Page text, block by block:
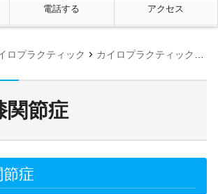
電話する アクセス
ロプラクティック chevron_right カイロプラクティックの施術に適応する症状
関節症
症